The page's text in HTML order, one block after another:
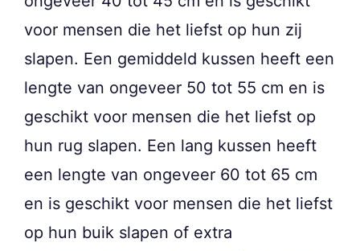
voor mensen die het liefst op hun zij
slapen. Een gemiddeld kussen heeft een
lengte van ongeveer 50 tot 55 cm en is
geschikt voor mensen die het liefst op
hun rug slapen. Een lang kussen heeft
een lengte van ongeveer 60 tot 65 cm
en is geschikt voor mensen die het liefst
op hun buik slapen of extra